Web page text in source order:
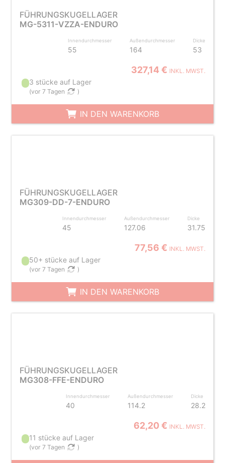
FÜHRUNGSKUGELLAGER
MG-5311-VZZA-ENDURO
Innendurchmesser
55
Außendurchmesser
164
Dicke
53
327,14 € INKL. MWST.
3 stücke auf Lager
(vor 7 Tagen )
IN DEN WARENKORB
FÜHRUNGSKUGELLAGER
MG309-DD-7-ENDURO
Innendurchmesser
45
Außendurchmesser
127.06
Dicke
31.75
77,56 € INKL. MWST.
50+ stücke auf Lager
(vor 7 Tagen )
IN DEN WARENKORB
FÜHRUNGSKUGELLAGER
MG308-FFE-ENDURO
Innendurchmesser
40
Außendurchmesser
114.2
Dicke
28.2
62,20 € INKL. MWST.
11 stücke auf Lager
(vor 7 Tagen )